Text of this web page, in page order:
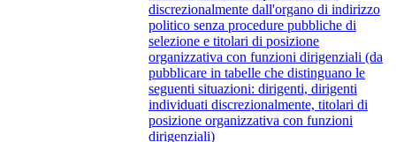
discrezionalmente dall'organo di indirizzo
politico senza procedure pubbliche di
selezione e titolari di posizione
organizzativa con funzioni dirigenziali (da
pubblicare in tabelle che distinguano le
seguenti situazioni: dirigenti, dirigenti
individuati discrezionalmente, titolari di
posizione organizzativa con funzioni
dirigenziali)